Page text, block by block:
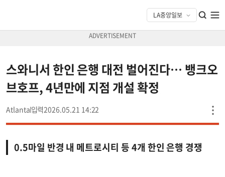
스와니서 한인 은행 대전 벌어진다… 뱅크오
브호프, 4년만에 지점 개설 확정
Atlanta 2026.05.21 14:22
0.5마일 반경 내 메트로시티 등 4개 한인 은행 경쟁